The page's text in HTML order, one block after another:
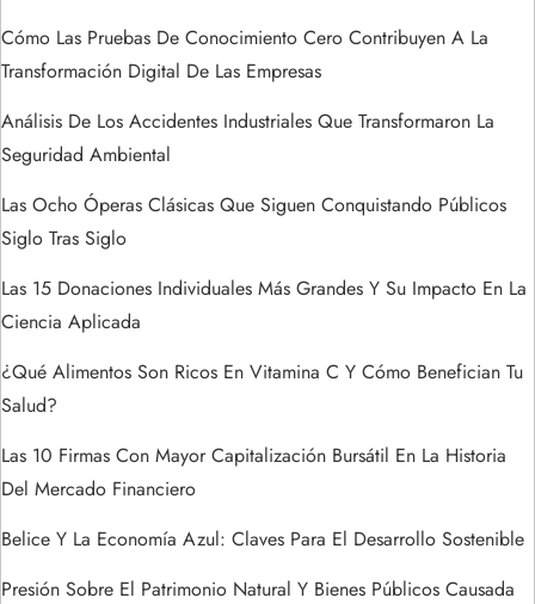
n
t
r
a
d
a
s
Cómo Las Pruebas De Conocimiento Cero Contribuyen A La
Transformación Digital De Las Empresas
Análisis De Los Accidentes Industriales Que Transformaron La
Seguridad Ambiental
Las Ocho Óperas Clásicas Que Siguen Conquistando Públicos
Siglo Tras Siglo
Las 15 Donaciones Individuales Más Grandes Y Su Impacto En La
Ciencia Aplicada
¿Qué Alimentos Son Ricos En Vitamina C Y Cómo Benefician Tu
Salud?
Las 10 Firmas Con Mayor Capitalización Bursátil En La Historia
Del Mercado Financiero
Belice Y La Economía Azul: Claves Para El Desarrollo Sostenible
Presión Sobre El Patrimonio Natural Y Bienes Públicos Causada